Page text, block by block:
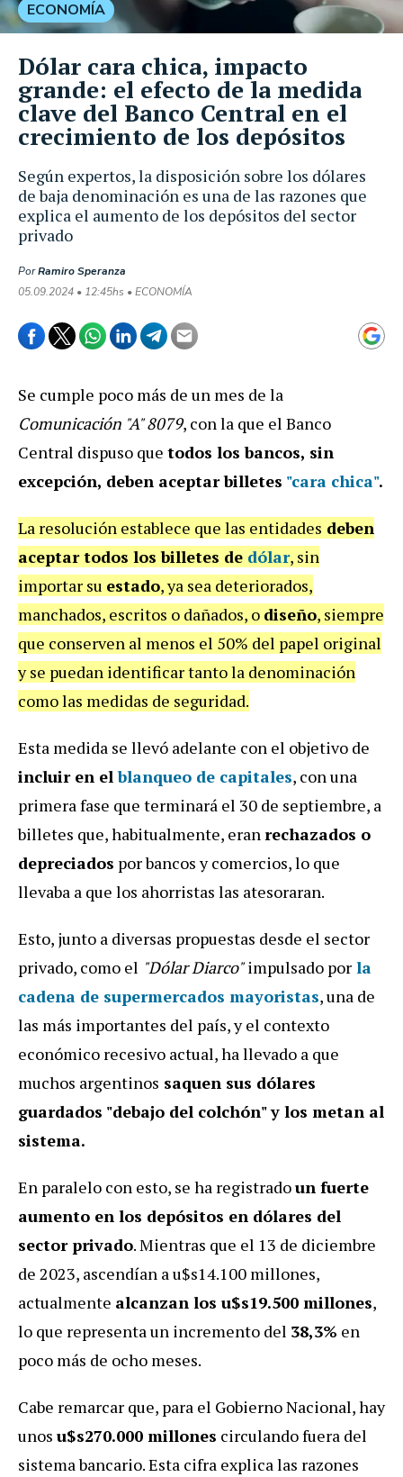
Según expertos, la disposición sobre los dólares
de baja denominación es una de las razones que
explica el aumento de los depósitos del sector
privado
PorRamiro Speranza
05.09.2024 • 12:45hs • ECONOMÍA
ECONOMÍA
Dólar cara chica, impacto
grande: el efecto de la medida
clave del Banco Central en el
crecimiento de los depósitos
Se cumple poco más de un mes de la
Comunicación "A" 8079, con la que el Banco
Central dispuso que todos los bancos, sin
excepción, deben aceptar billetes "cara chica".
La resolución establece que las entidades deben
aceptar todos los billetes de dólar, sin
importar su estado, ya sea deteriorados,
manchados, escritos o dañados, o diseño, siempre
que conserven al menos el 50% del papel original
y se puedan identificar tanto la denominación
como las medidas de seguridad.
Esta medida se llevó adelante con el objetivo de
incluir en elblanqueo de capitales, con una
primera fase que terminará el 30 de septiembre, a
billetes que, habitualmente, eranrechazados o
depreciados por bancos y comercios, lo que
llevaba a que los ahorristas las atesoraran.
Esto, junto a diversas propuestas desde el sector
privado, como el "Dólar Diarco"impulsado por la
cadena de supermercados mayoristas, una de
las más importantes del país, y el contexto
económico recesivo actual, ha llevado a que
muchos argentinos saquen sus dólares
guardados "debajo del colchón" y los metan al
sistema.
En paralelo con esto, se ha registradoun fuerte
aumento en los depósitos en dólares del
sector privado. Mientras que el 13 de diciembre
de 2023, ascendían a u$s14.100 millones,
actualmente alcanzan los u$s19.500 millones,
lo que representa un incremento del 38,3% en
poco más de ocho meses.
Cabe remarcar que, para el Gobierno Nacional, hay
unos u$s270.000 millones circulando fuera del
sistema bancario. Esta cifra explica las razones